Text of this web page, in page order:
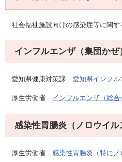
社会福祉施設向けの感染症等に関す
インフルエンザ（集団かぜ
愛知県健康対策課 愛知県インフル
厚生労働省 インフルエンザ（総合
感染性胃腸炎（ノロウイル
厚生労働省 感染性胃腸炎（特に